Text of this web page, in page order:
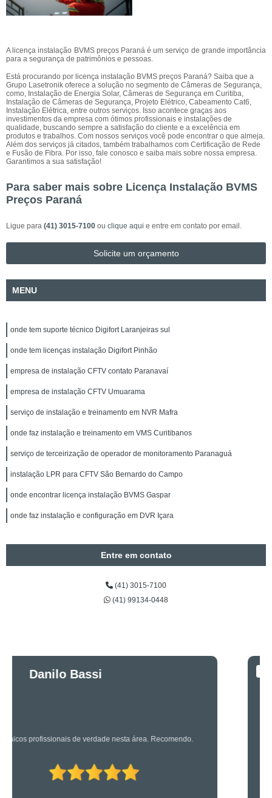
A licença instalação BVMS preços Paraná é um serviço de grande importância
para a segurança de patrimônios e pessoas.
Está procurando por licença instalação BVMS preços Paraná? Saiba que a
Grupo Lasetronik oferece a solução no segmento de Câmeras de Segurança,
como, Instalação de Energia Solar, Câmeras de Segurança em Curitiba,
Instalação de Câmeras de Segurança, Projeto Elétrico, Cabeamento Cat6,
Instalação Elétrica, entre outros serviços. Isso acontece graças aos
investimentos da empresa com ótimos profissionais e instalações de
qualidade, buscando sempre a satisfação do cliente e a excelência em
produtos e trabalhos. Com nossos serviços você pode encontrar o que almeja.
Além dos serviços já citados, também trabalhamos com Certificação de Rede
e Fusão de Fibra. Por isso, fale conosco e saiba mais sobre nossa empresa.
Garantimos a sua satisfação!
Para saber mais sobre Licença Instalação BVMS
Preços Paraná
Ligue para (41) 3015-7100 ou clique aqui e entre em contato por email.
Solicite um orçamento
MENU
onde tem suporte técnico Digifort Laranjeiras sul
onde tem licenças instalação Digifort Pinhão
empresa de instalação CFTV contato Paranavaí
empresa de instalação CFTV Umuarama
serviço de instalação e treinamento em NVR Mafra
onde faz instalação e treinamento em VMS Curitibanos
serviço de terceirização de operador de monitoramento Paranaguá
instalação LPR para CFTV São Bernardo do Campo
onde encontrar licença instalação BVMS Gaspar
onde faz instalação e configuração em DVR Içara
Entre em contato
(41) 3015-7100
(41) 99134-0448
Os caras são bons mesmo! Profissionais de primeira!